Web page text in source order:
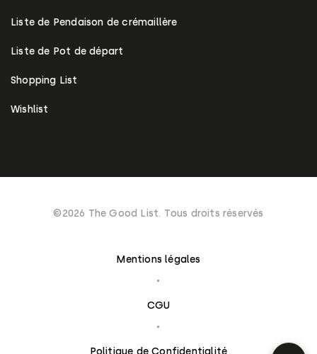
Liste de Pendaison de crémaillère
Liste de Pot de départ
Shopping List
Wishlist
©2026 The Good List. Tous droits réservés
Mentions légales
CGU
Politique de Confidentialité